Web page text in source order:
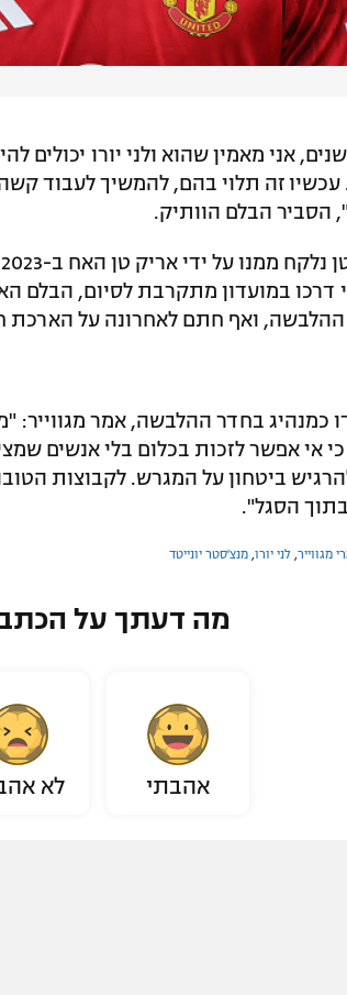
אני מאמין שהוא ולני יורו יכולים
עכשיו זה תלוי בהם, להמשיך לעבוד
הסביר הבלם הוותיק.
ואף חתם לאחרונה על הארכת
כמנהיג בחדר ההלבשה, אמר מגווייר:
אי אפשר לזכות בכלום בלי אנשים
ביטחון על המגרש. לקבוצות
בתוך הסגל".
מגווייר לני יורו מנצ'סטר יונייטד
מה דעתך על
אהבתי לא